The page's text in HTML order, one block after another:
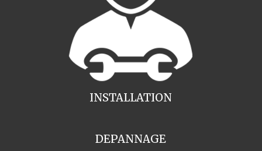
INSTALLATION
DEPANNAGE